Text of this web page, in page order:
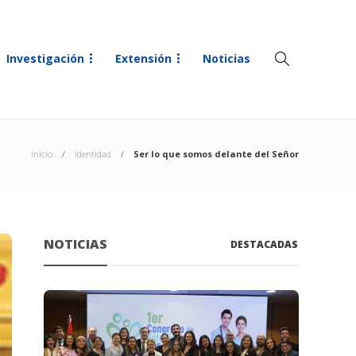
Investigación Extensión Noticias
Inicio Identidad Ser lo que somos delante del Señor
NOTICIAS DESTACADAS